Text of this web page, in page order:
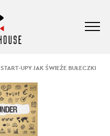
START-UPY JAK ŚWIEŻE BUŁECZKI